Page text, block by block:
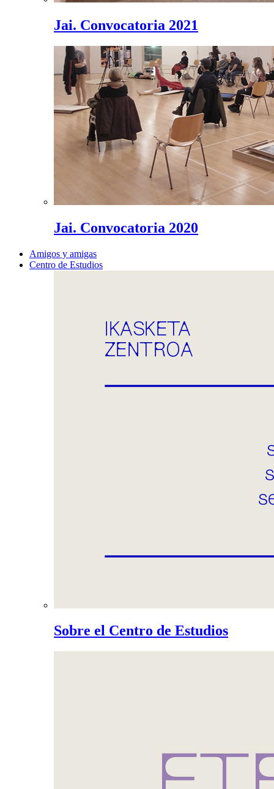
Jai. Convocatoria 2021
Jai. Convocatoria 2020
Amigos y amigas
Centro de Estudios
Sobre el Centro de Estudios